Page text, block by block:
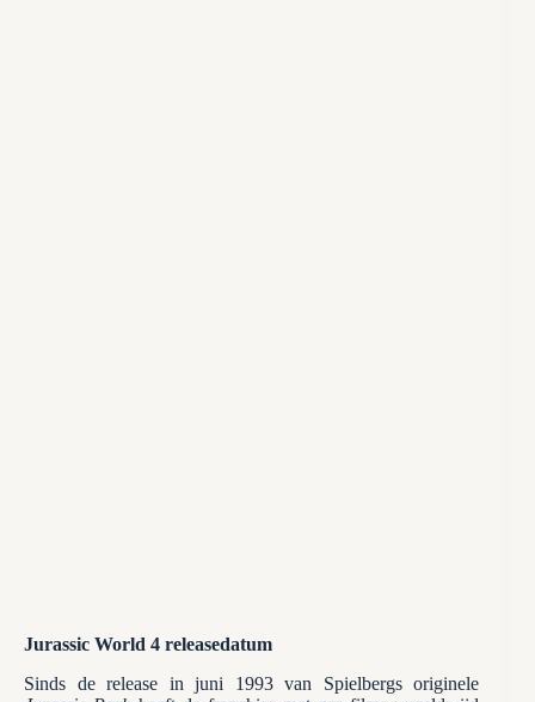
Jurassic World 4 releasedatum
Sinds de release in juni 1993 van Spielbergs originele